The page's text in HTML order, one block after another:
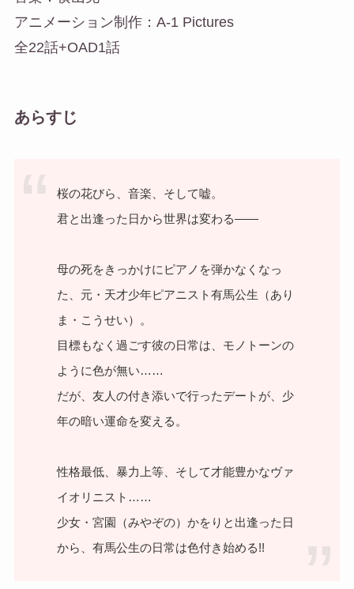
アニメーション制作：A-1 Pictures
全22話+OAD1話
あらすじ
桜の花びら、音楽、そして嘘。
君と出逢った日から世界は変わる――
母の死をきっかけにピアノを弾かなくなっ
た、元・天才少年ピアニスト有馬公生（あり
ま・こうせい）。
目標もなく過ごす彼の日常は、モノトーンの
ように色が無い……
だが、友人の付き添いで行ったデートが、少
年の暗い運命を変える。
性格最低、暴力上等、そして才能豊かなヴァ
イオリニスト……
少女・宮園（みやぞの）かをりと出逢った日
から、有馬公生の日常は色付き始める!!